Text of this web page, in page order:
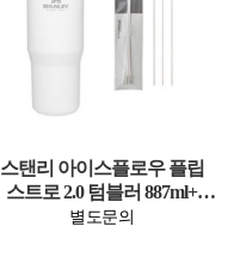
스탠리 아이스플로우 플립
스트로 2.0 텀블러 887ml+
빨대솔 3P
별도문의